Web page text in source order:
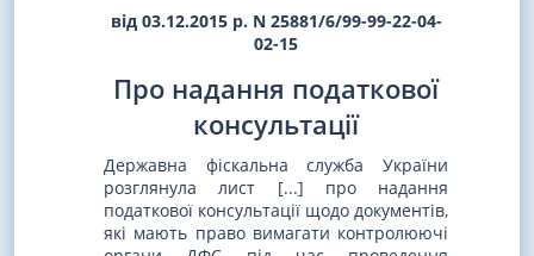
від 03.12.2015 р. N 25881/6/99-99-22-04-
02-15
Про надання податкової
консультації
Державна фіскальна служба України
розглянула лист [...] про надання
податкової консультації щодо документів,
які мають право вимагати контролюючі